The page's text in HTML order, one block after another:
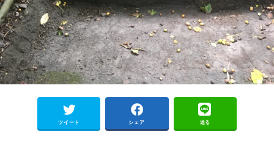
ツイート シェア 送る